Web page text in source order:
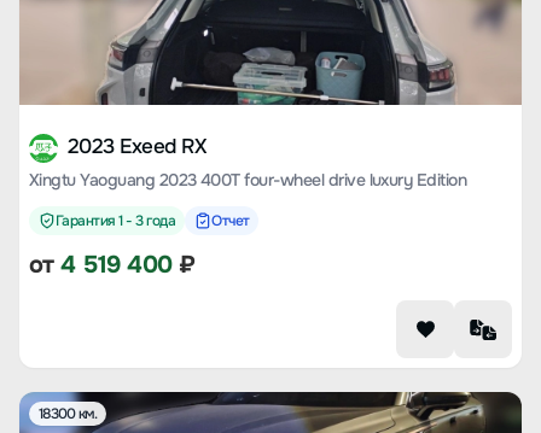
2023 Exeed RX
Xingtu Yaoguang 2023 400T four-wheel drive luxury Edition
Гарантия 1 - 3 года Отчет
от4 519 400₽
18300 км.